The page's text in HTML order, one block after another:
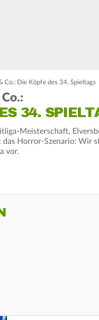
Co.: Die Köpfe des 34. Spieltags
34.
Meisterschaft,
Horror-Szenario: Wir
vor.